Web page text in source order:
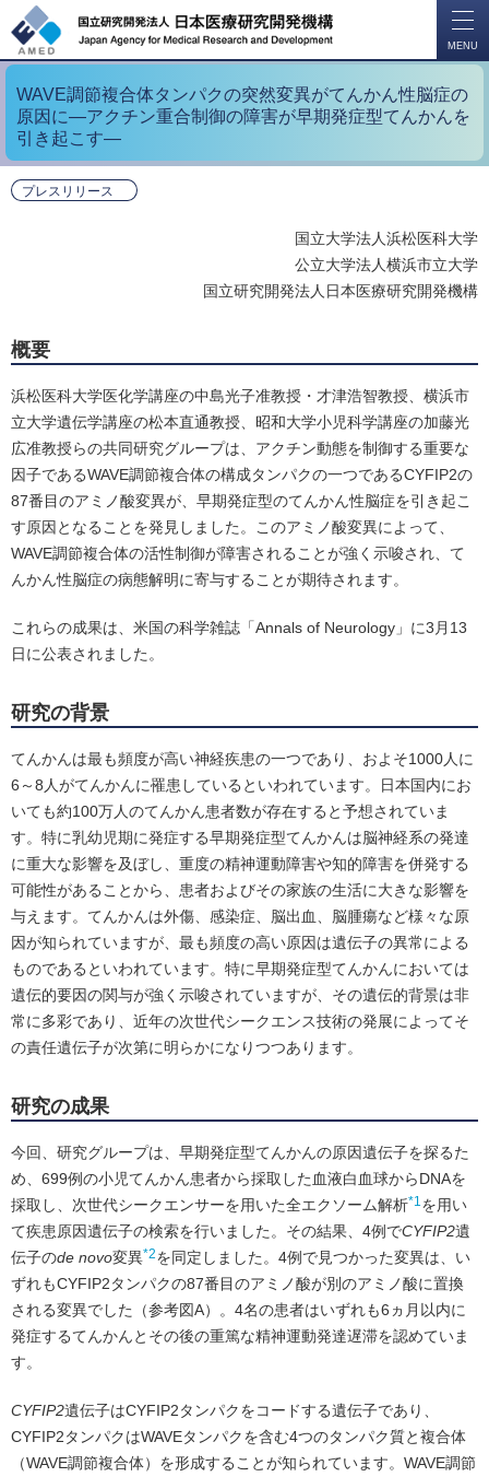
MENU
WAVE調節複合体タンパクの突然変異がてんかん性脳症の
原因に―アクチン重合制御の障害が早期発症型てんかんを
引き起こす―
プレスリリース
国立大学法人浜松医科大学
公立大学法人横浜市立大学
国立研究開発法人日本医療研究開発機構
概要
浜松医科大学医化学講座の中島光子准教授・才津浩智教授、横浜市
立大学遺伝学講座の松本直通教授、昭和大学小児科学講座の加藤光
広准教授らの共同研究グループは、アクチン動態を制御する重要な
因子であるWAVE調節複合体の構成タンパクの一つであるCYFIP2の
87番目のアミノ酸変異が、早期発症型のてんかん性脳症を引き起こ
す原因となることを発見しました。このアミノ酸変異によって、
WAVE調節複合体の活性制御が障害されることが強く示唆され、て
んかん性脳症の病態解明に寄与することが期待されます。
これらの成果は、米国の科学雑誌「Annals of Neurology」に3月13
日に公表されました。
研究の背景
てんかんは最も頻度が高い神経疾患の一つであり、およそ1000人に
6～8人がてんかんに罹患しているといわれています。日本国内にお
いても約100万人のてんかん患者数が存在すると予想されていま
す。特に乳幼児期に発症する早期発症型てんかんは脳神経系の発達
に重大な影響を及ぼし、重度の精神運動障害や知的障害を併発する
可能性があることから、患者およびその家族の生活に大きな影響を
与えます。てんかんは外傷、感染症、脳出血、脳腫瘍など様々な原
因が知られていますが、最も頻度の高い原因は遺伝子の異常による
ものであるといわれています。特に早期発症型てんかんにおいては
遺伝的要因の関与が強く示唆されていますが、その遺伝的背景は非
常に多彩であり、近年の次世代シークエンス技術の発展によってそ
の責任遺伝子が次第に明らかになりつつあります。
研究の成果
今回、研究グループは、早期発症型てんかんの原因遺伝子を探るた
め、699例の小児てんかん患者から採取した血液白血球からDNAを
採取し、次世代シークエンサーを用いた全エクソーム解析*1を用い
て疾患原因遺伝子の検索を行いました。その結果、4例でCYFIP2遺
伝子のde novo変異*2を同定しました。4例で見つかった変異は、い
ずれもCYFIP2タンパクの87番目のアミノ酸が別のアミノ酸に置換
される変異でした（参考図A）。4名の患者はいずれも6ヵ月以内に
発症するてんかんとその後の重篤な精神運動発達遅滞を認めていま
す。
CYFIP2遺伝子はCYFIP2タンパクをコードする遺伝子であり、
CYFIP2タンパクはWAVEタンパクを含む4つのタンパク質と複合体
（WAVE調節複合体）を形成することが知られています。WAVE調節